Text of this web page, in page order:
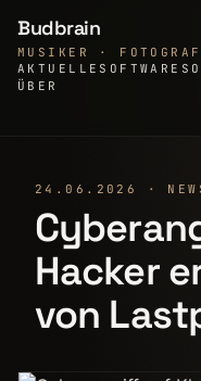
Budbrain
MUSIKER ·
AKTUELLE SOFTWARE
ÜBER
24.06.2026 ·
Hacker
von